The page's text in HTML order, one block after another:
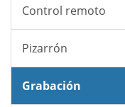
Control remoto
Pizarrón
Grabación